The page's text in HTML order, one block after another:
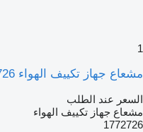
1
مشعاع جهاز تكييف الهواء 1772726 لـ الشاحنات Scania
السعر عند الطلب
مشعاع جهاز تكييف الهواء
1772726